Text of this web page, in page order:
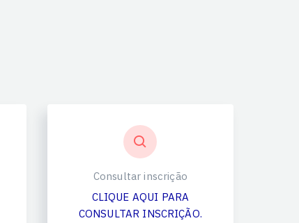
Consultar inscrição
CLIQUE AQUI PARA
CONSULTAR INSCRIÇÃO.